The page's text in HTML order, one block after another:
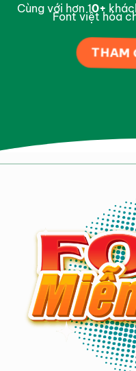
Cùng với hơn 10+
Font việt hóa
THAM